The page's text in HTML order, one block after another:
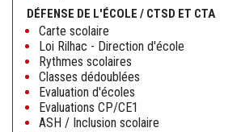
DÉFENSE DE L'ÉCOLE / CTSD ET CTA
Carte scolaire
Loi Rilhac - Direction d'école
Rythmes scolaires
Classes dédoublées
Evaluation d'écoles
Evaluations CP/CE1
ASH / Inclusion scolaire